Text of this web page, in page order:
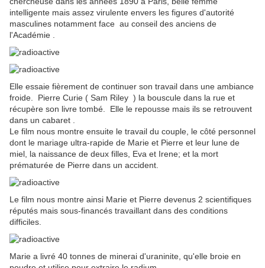
intelligente mais assez virulente envers les figures d'autorité
masculines notamment face au conseil des anciens de
l'Académie .
Elle essaie fièrement de continuer son travail dans une ambiance
froide. Pierre Curie ( Sam Riley ) la bouscule dans la rue et
récupère son livre tombé. Elle le repousse mais ils se retrouvent
dans un cabaret .
Le film nous montre ensuite le travail du couple, le côté personnel
dont le mariage ultra-rapide de Marie et Pierre et leur lune de
miel, la naissance de deux filles, Eva et Irene; et la mort
prématurée de Pierre dans un accident.
Le film nous montre ainsi Marie et Pierre devenus 2 scientifiques
réputés mais sous-financés travaillant dans des conditions
difficiles.
Marie a livré 40 tonnes de minerai d'uraninite, qu'elle broie en